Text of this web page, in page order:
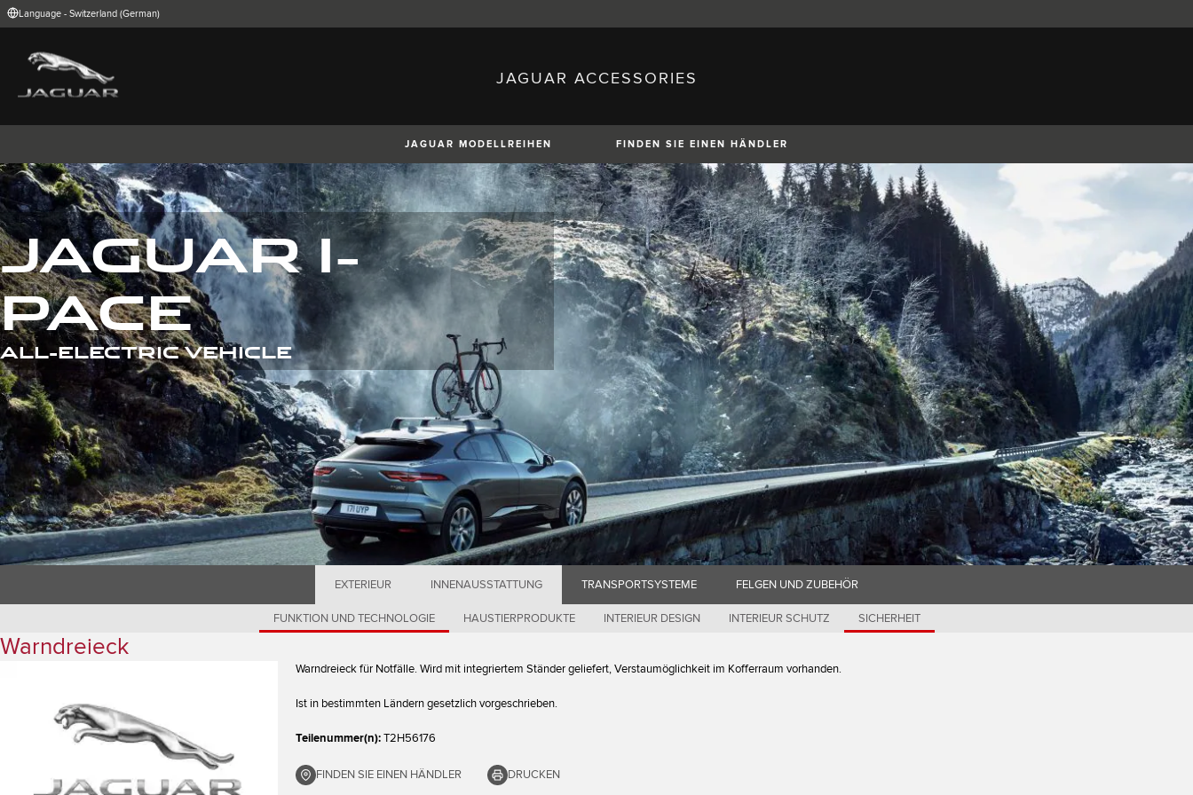
Language - Switzerland (German)
FIND YOUR COUNTRY
International (English)
China (Chinese)
Czech Republic (Czech) France (French)
Germany (German)
Italy (Italian)
Mexico (Spanish)
Poland (Polish)
Portugal (Portuguese) Romania (Romania)
South Africa (English)
Spain (Spanish)
Switzerland (German) Switzerland (French)
Switzerland (Italian)
United Kingdom (English)
USA (English)
JAGUAR ACCESSORIES
JAGUAR MODELLREIHEN FINDEN SIE EINEN HÄNDLER
I-PACE E-PACE F-PACE XE XF XF SPORTBRAKE XJ F-TYPE
JAGUAR I-
PACE
ALL-ELECTRIC VEHICLE
EXTERIEUR INNENAUSSTATTUNG TRANSPORTSYSTEME FELGEN UND ZUBEHÖR
FUNKTION UND TECHNOLOGIE HAUSTIERPRODUKTE INTERIEUR DESIGN INTERIEUR SCHUTZ SICHERHEIT
Warndreieck
Warndreieck für Notfälle. Wird mit integriertem Ständer geliefert, Verstaumöglichkeit im Kofferraum vorhanden.
Ist in bestimmten Ländern gesetzlich vorgeschrieben.
Teilenummer(n):T2H56176
FINDEN SIE EINEN HÄNDLER DRUCKEN